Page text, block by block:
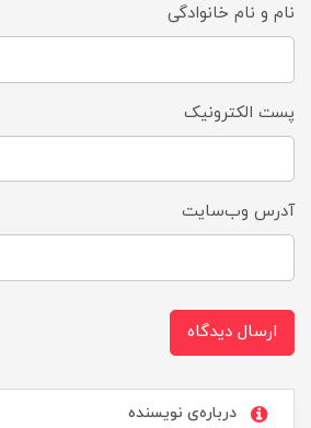
نام و نام خانوادگی
پست الکترونیک
آدرس وب‌سایت
ارسال دیدگاه
درباره‌ی نویسنده